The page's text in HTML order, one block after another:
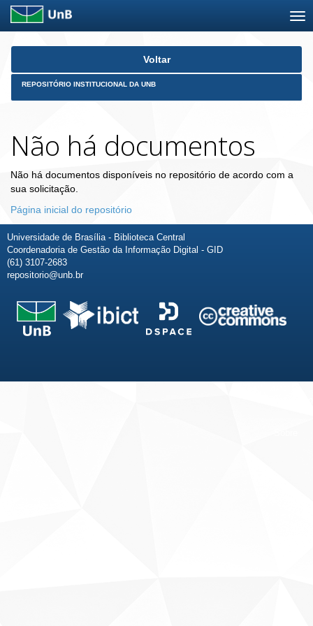
Skip
Voltar
REPOSITÓRIO INSTITUCIONAL DA UNB
Não há documentos
Não há documentos disponíveis no repositório de acordo com a
sua solicitação.
Página inicial do repositório
Universidade de Brasília - Biblioteca Central
Coordenadoria de Gestão da Informação Digital - GID
(61) 3107-2683
repositorio@unb.br